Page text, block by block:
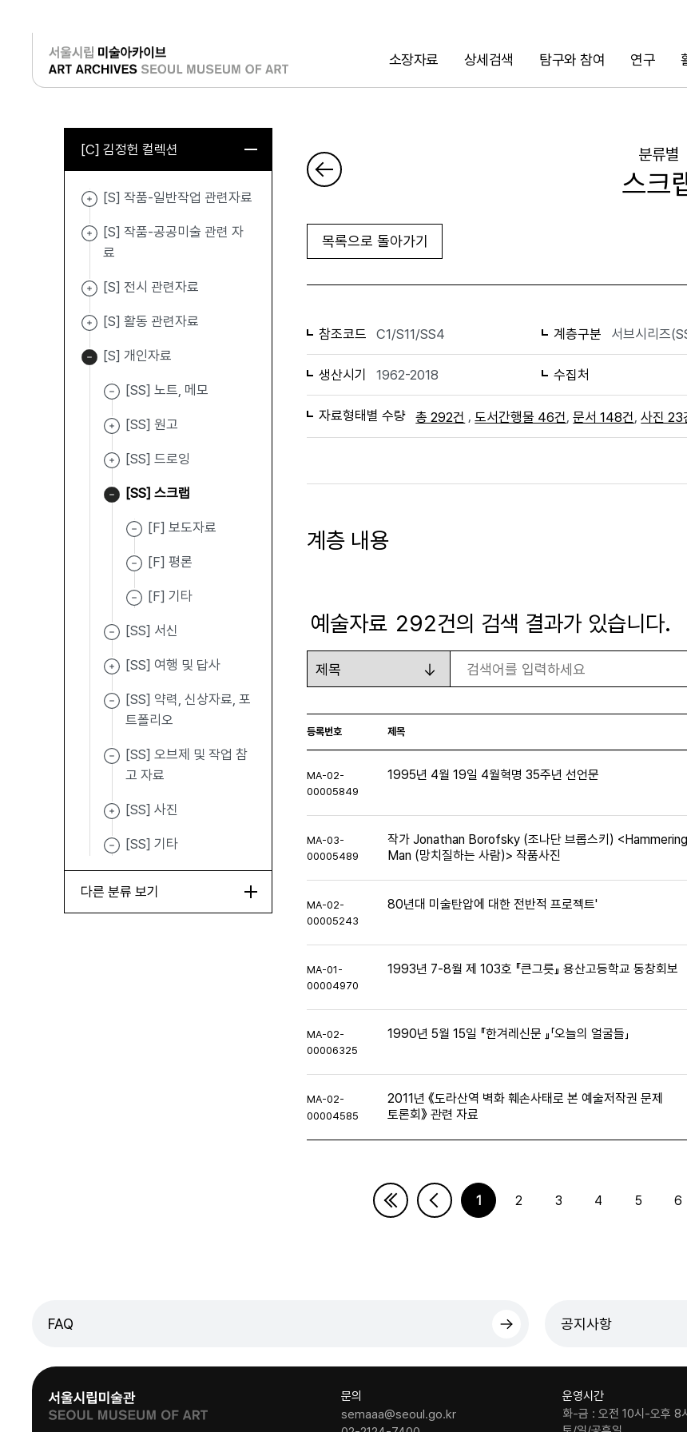
소장자료 상세검색 탐구와 참여 연구
검색
로그인
[C] 김정헌 컬렉션
[S] 작품-일반작업 관련자료
[S] 작품-공공미술 관련 자
료
[S] 전시 관련자료
[S] 활동 관련자료
[S] 개인자료
[SS] 노트, 메모
[SS] 원고
[SS] 드로잉
[SS] 스크랩
[F] 보도자료
[F] 평론
[F] 기타
[SS] 서신
[SS] 여행 및 답사
[SS] 약력, 신상자료, 포
트폴리오
[SS] 오브제 및 작업 참
고 자료
[SS] 사진
[SS] 기타
다른 분류 보기
분류별
스크
목록으로 돌아가기
참조코드 C1/S11/SS4 계층구분 서브시리즈
생산시기 1962-2018 수집처
자료형태별 수량 총 292건 , 도서간행물 46건 ,문서 148건 ,사진 23
계층 내용
예술자료 292건의 검색 결과가 있습니다.
검색
등록번호 제목
MA-02-
00005849
1995년 4월 19일 4월혁명 35주년 선언문
MA-03-
00005489
작가 Jonathan Borofsky (조나단 브롭스키) <Hammering
Man (망치질하는 사람)> 작품사진
MA-02-
00005243
80년대 미술탄압에 대한 전반적 프로젝트'
MA-01-
00004970
1993년 7-8월 제 103호 『큰그릇』 용산고등학교 동창회보
MA-02-
00006325
1990년 5월 15일 『한겨레신문 』「오늘의 얼굴들」
MA-02-
00004585
2011년 《도라산역 벽화 훼손사태로 본 예술저작권 문제
토론회》 관련 자료
1 2 3 4 5 6
다음페이지마지막페이지
FAQ 공지사항
문의
semaaa@seoul.go.kr
운영시간
화-금 : 오전 10시-오후 8